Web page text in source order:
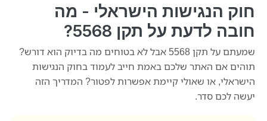
עקרונות ה־POUR
רמות התאמה של WCAG (A, AA, AAA)
גרסאות WCAG - 2.0, 2.1, 2.2
האם יש פטור מהנגשת אתר?
חוק הנגישות הישראלי - מה
חובה לדעת על תקן 5568?
שמעתם על תקן 5568 אבל לא בטוחים מה בדיוק הוא דורש?
תוהים אם האתר שלכם באמת חייב לעמוד בחוק הנגישות
הישראלי, או שאולי קיימת אפשרות לפטור? המדריך הזה
יעשה לכם סדר.